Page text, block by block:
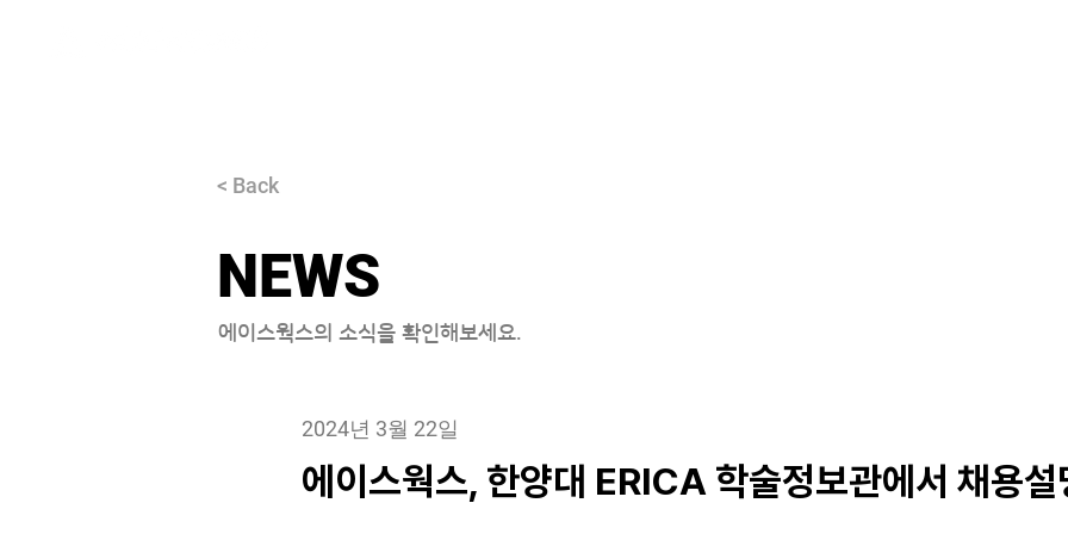
< Back
NEWS
에이스웍스의 소식을 확인해보세요.
2024년 3월 22일
에이스웍스, 한양대 ERICA 학술정보관에서 채용설